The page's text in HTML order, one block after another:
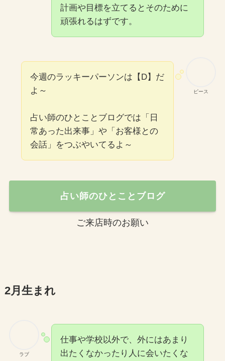
計画や目標を立てるとそのために
頑張れるはずです。
ピース
今週のラッキーパーソンは【D】だ
よ～
占い師のひとことブログでは「日
常あった出来事」や「お客様との
会話」をつぶやいてるよ～
占い師のひとことブログ
ご来店時のお願い
2月生まれ
ラブ
仕事や学校以外で、外にはあまり
出たくなかったり人に会いたくな